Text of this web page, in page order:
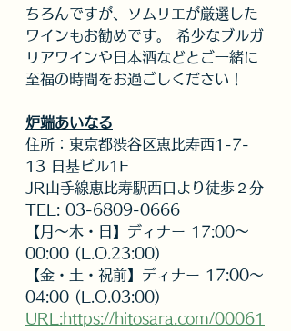
ちろんですが、ソムリエが厳選した
ワインもお勧めです。 希少なブルガ
リアワインや日本酒などとご一緒に
至福の時間をお過ごしください！
炉端あいなる
住所：東京都渋谷区恵比寿西1-7-
13 日基ビル1F
JR山手線恵比寿駅西口より徒歩２分
TEL: 03-6809-0666
【月～木・日】ディナー 17:00～
00:00 (L.O.23:00)
【金・土・祝前】ディナー 17:00～
04:00 (L.O.03:00)
URL:https://hitosara.com/00061